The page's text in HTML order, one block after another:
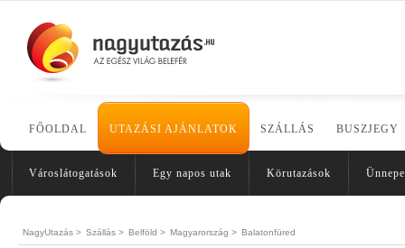
FŐOLDAL UTAZÁSI AJÁNLATOK SZÁLLÁS BUSZJEGY
Városlátogatások Egy napos utak Körutazások
NagyUtazás > Szállás > Belföld > Magyarország > Balatonfüred